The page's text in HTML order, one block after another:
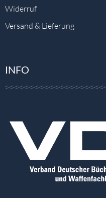
Widerruf
Versand & Lieferung
INFO